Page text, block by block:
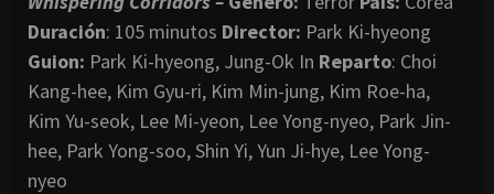
Duración: 105 minutos Director: Park Ki-hyeong
Guion: Park Ki-hyeong, Jung-Ok In Reparto: Choi
Kang-hee, Kim Gyu-ri, Kim Min-jung, Kim Roe-ha,
Kim Yu-seok, Lee Mi-yeon, Lee Yong-nyeo, Park Jin-
hee, Park Yong-soo, Shin Yi, Yun Ji-hye, Lee Yong-
nyeo